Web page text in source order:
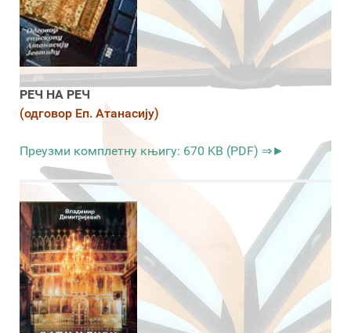
РЕЧ НА РЕЧ
(одговор Еп. Атанасију)
Преузми комплетну књигу: 670 KB (PDF) ⇒►